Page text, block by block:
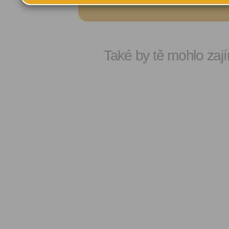
Také by tě mohlo